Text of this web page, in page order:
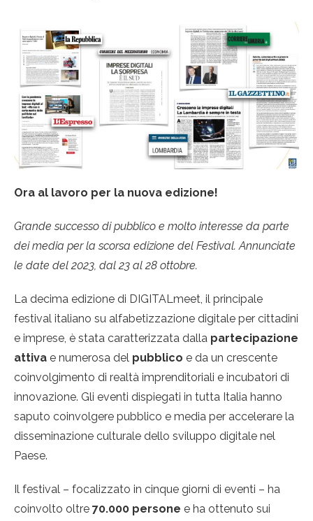
Ora al lavoro per la nuova edizione!
Grande successo di pubblico e molto interesse da parte
dei media per la scorsa edizione del Festival. Annunciate
le date del 2023, dal 23 al 28 ottobre.
La decima edizione di DIGITALmeet, il principale
festival italiano su alfabetizzazione digitale per cittadini
e imprese, è stata caratterizzata dalla partecipazione
attiva e numerosa del pubblico e da un crescente
coinvolgimento di realtà imprenditoriali e incubatori di
innovazione. Gli eventi dispiegati in tutta Italia hanno
saputo coinvolgere pubblico e media per accelerare la
disseminazione culturale dello sviluppo digitale nel
Paese.
Il festival – focalizzato in cinque giorni di eventi – ha
coinvolto oltre 70.000 persone e ha ottenuto sui